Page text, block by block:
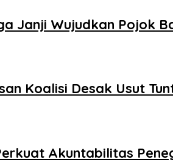
Janji Wujudkan Pojok
Koalisi Desak Usut
Akuntabilitas